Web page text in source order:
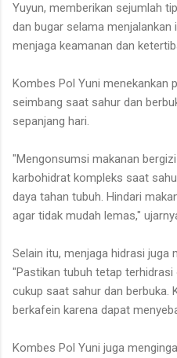
Yuyun, memberikan sejumlah
dan bugar selama
menjaga keamanan dan
Kombes Pol Yuni menekankan
seimbang saat sahur dan
sepanjang hari.
"Mengonsumsi makanan
karbohidrat kompleks saat
daya tahan tubuh. Hindari
agar tidak mudah lemas,"
Selain itu, menjaga hidrasi juga
"Pastikan tubuh tetap
cukup saat sahur dan berbuka.
berkafein karena dapat
Kombes Pol Yuni juga